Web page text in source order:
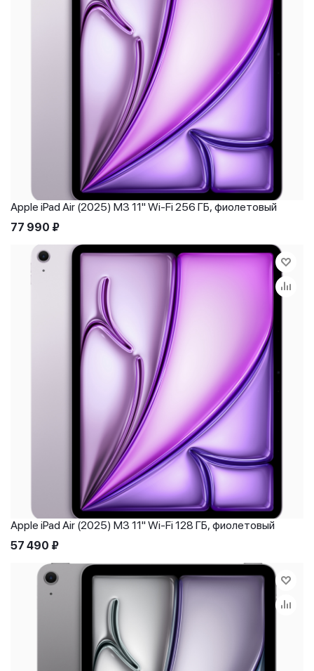
Apple iPad Air (2025) M3 11" Wi-Fi 256 ГБ, фиолетовый
77 990 ₽
Apple iPad Air (2025) M3 11" Wi-Fi 128 ГБ, фиолетовый
57 490 ₽